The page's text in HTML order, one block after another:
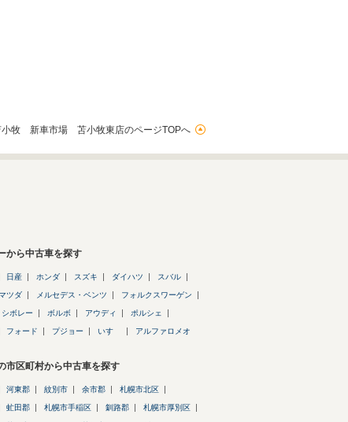
小牧 新車市場 苫小牧東店のページTOPへ
から中古車を探す
日産 ホンダ スズキ ダイハツ スバル
ツダ メルセデス・ベンツ フォルクスワーゲン
シボレー ボルボ アウディ ポルシェ
フォード プジョー いすゞ アルファロメオ
市区町村から中古車を探す
河東郡 紋別市 余市郡 札幌市北区
虻田郡 札幌市手稲区 釧路郡 札幌市厚別区